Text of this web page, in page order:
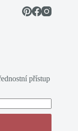
přístup